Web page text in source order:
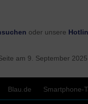
oder unsere
am 9. September 2025
Blau.de Smartphone-